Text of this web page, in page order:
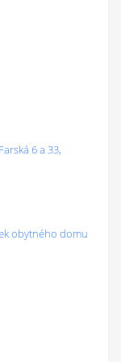
6 a 33,
obytného domu